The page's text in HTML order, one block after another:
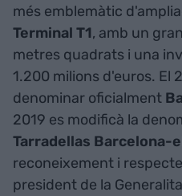
més emblemàtic
Terminal T1, amb un
metres quadrats i una
1.200 milions d'euros. El
denominar oficialment
2019 es modificà la
Tarradellas Barcelona-
reconeixement i
president de la